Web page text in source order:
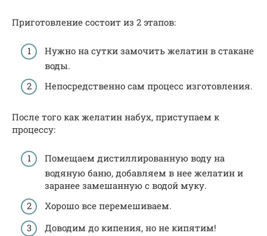
Приготовление состоит из 2 этапов:
Нужно на сутки замочить желатин в стакане
воды.
Непосредственно сам процесс изготовления.
После того как желатин набух, приступаем к
процессу:
Помещаем дистиллированную воду на
водяную баню, добавляем в нее желатин и
заранее замешанную с водой муку.
Хорошо все перемешиваем.
Доводим до кипения, но не кипятим!